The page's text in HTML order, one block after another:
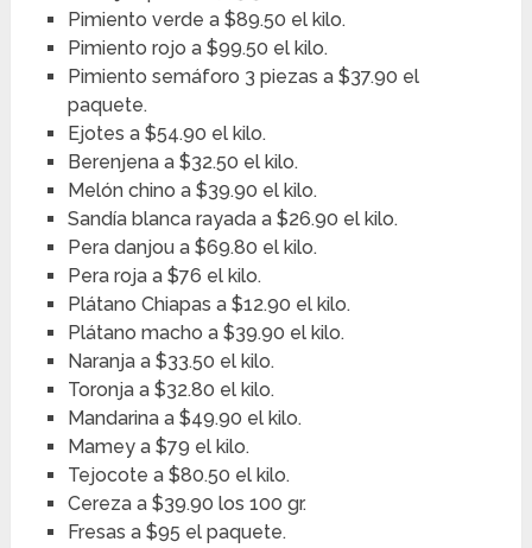
Pimiento verde a $89.50 el kilo.
Pimiento rojo a $99.50 el kilo.
Pimiento semáforo 3 piezas a $37.90 el
paquete.
Ejotes a $54.90 el kilo.
Berenjena a $32.50 el kilo.
Melón chino a $39.90 el kilo.
Sandía blanca rayada a $26.90 el kilo.
Pera danjou a $69.80 el kilo.
Pera roja a $76 el kilo.
Plátano Chiapas a $12.90 el kilo.
Plátano macho a $39.90 el kilo.
Naranja a $33.50 el kilo.
Toronja a $32.80 el kilo.
Mandarina a $49.90 el kilo.
Mamey a $79 el kilo.
Tejocote a $80.50 el kilo.
Cereza a $39.90 los 100 gr.
Fresas a $95 el paquete.